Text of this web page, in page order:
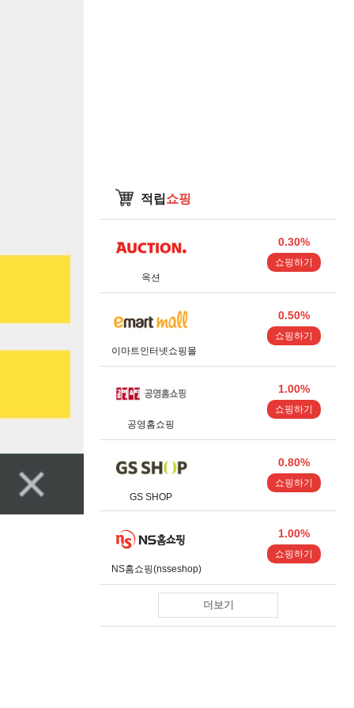
적립쇼핑
옥션
0.30%
쇼핑하기
이마트인터넷쇼핑몰
0.50%
쇼핑하기
공영홈쇼핑
1.00%
쇼핑하기
GS SHOP
0.80%
쇼핑하기
NS홈쇼핑(nsseshop)
1.00%
쇼핑하기
더보기